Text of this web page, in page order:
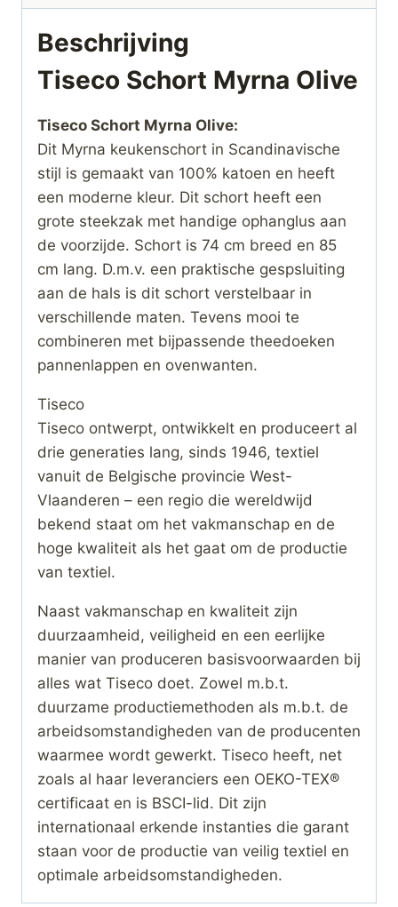
Beschrijving
Tiseco Schort Myrna Olive
Tiseco Schort Myrna Olive:
Dit Myrna keukenschort in Scandinavische
stijl is gemaakt van 100% katoen en heeft
een moderne kleur. Dit schort heeft een
grote steekzak met handige ophanglus aan
de voorzijde. Schort is 74 cm breed en 85
cm lang. D.m.v. een praktische gespsluiting
aan de hals is dit schort verstelbaar in
verschillende maten. Tevens mooi te
combineren met bijpassende theedoeken
pannenlappen en ovenwanten.
Tiseco
Tiseco ontwerpt, ontwikkelt en produceert al
drie generaties lang, sinds 1946, textiel
vanuit de Belgische provincie West-
Vlaanderen – een regio die wereldwijd
bekend staat om het vakmanschap en de
hoge kwaliteit als het gaat om de productie
van textiel.
Naast vakmanschap en kwaliteit zijn
duurzaamheid, veiligheid en een eerlijke
manier van produceren basisvoorwaarden bij
alles wat Tiseco doet. Zowel m.b.t.
duurzame productiemethoden als m.b.t. de
arbeidsomstandigheden van de producenten
waarmee wordt gewerkt. Tiseco heeft, net
zoals al haar leveranciers een OEKO-TEX®
certificaat en is BSCI-lid. Dit zijn
internationaal erkende instanties die garant
staan voor de productie van veilig textiel en
optimale arbeidsomstandigheden.